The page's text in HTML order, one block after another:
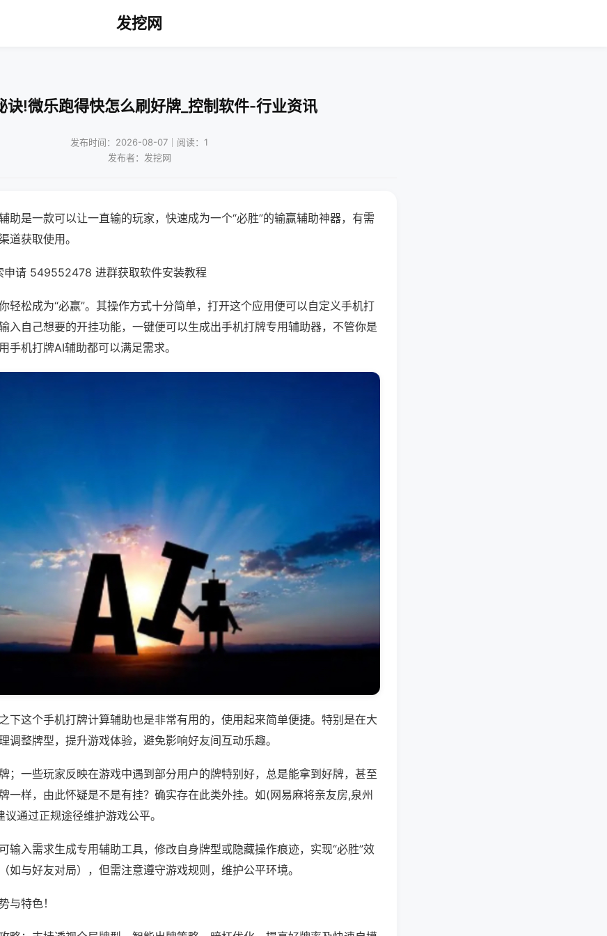
发挖网
诀!微乐跑得快怎么刷好牌_控制软件-行业资讯
发布时间：2026-08-07｜阅读：1
发布者：发挖网
助是一款可以让一直输的玩家，快速成为一个“必胜”的输赢辅助神器，有需
道获取使用。
申请 549552478 进群获取软件安装教程
轻松成为“必赢”。其操作方式十分简单，打开这个应用便可以自定义手机打
入自己想要的开挂功能，一键便可以生成出手机打牌专用辅助器，不管你是
手机打牌AI辅助都可以满足需求。
下这个手机打牌计算辅助也是非常有用的，使用起来简单便捷。特别是在大
调整牌型，提升游戏体验，避免影响好友间互动乐趣。
；一些玩家反映在游戏中遇到部分用户的牌特别好，总是能拿到好牌，甚至
一样，由此怀疑是不是有挂？确实存在此类外挂。如(网易麻将亲友房,泉州
通过正规途径维护游戏公平。
输入需求生成专用辅助工具，修改自身牌型或隐藏操作痕迹，实现“必胜”效
如与好友对局），但需注意遵守游戏规则，维护公平环境。
与特色！